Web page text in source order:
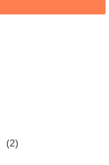
(2)